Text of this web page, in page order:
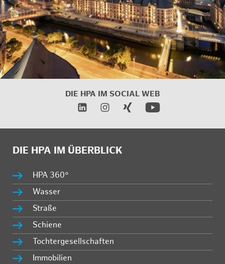
DIE HPA IM SOCIAL WEB
DIE HPA IM ÜBERBLICK
HPA 360°
Wasser
Straße
Schiene
Tochtergesellschaften
Immobilien